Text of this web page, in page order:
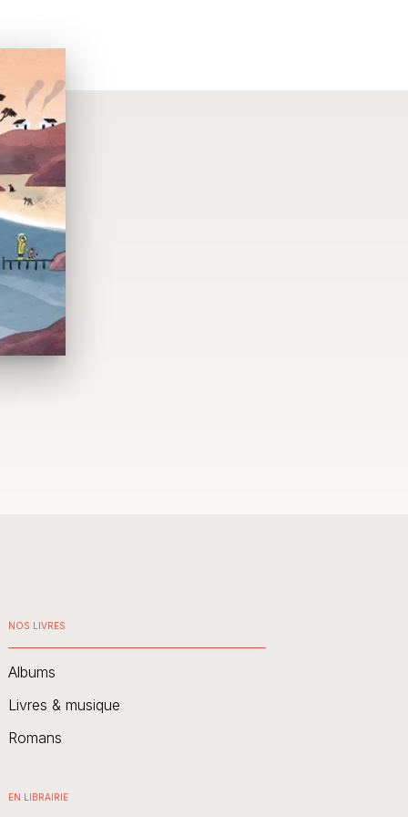
NOS LIVRES
Albums
Livres & musique
Romans
EN LIBRAIRIE